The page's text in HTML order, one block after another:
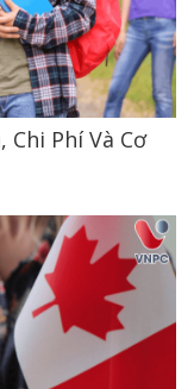
Chi Phí Và Cơ